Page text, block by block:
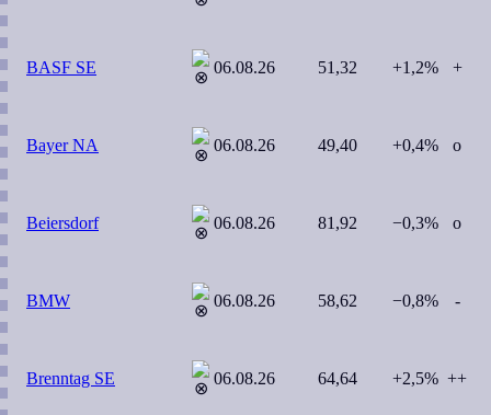
BASF SE 06.08.26 51,32 +1,2% +
Bayer NA 06.08.26 49,40 +0,4% o
Beiersdorf 06.08.26 81,92 −0,3% o
BMW 06.08.26 58,62 −0,8% -
Brenntag SE 06.08.26 64,64 +2,5% ++